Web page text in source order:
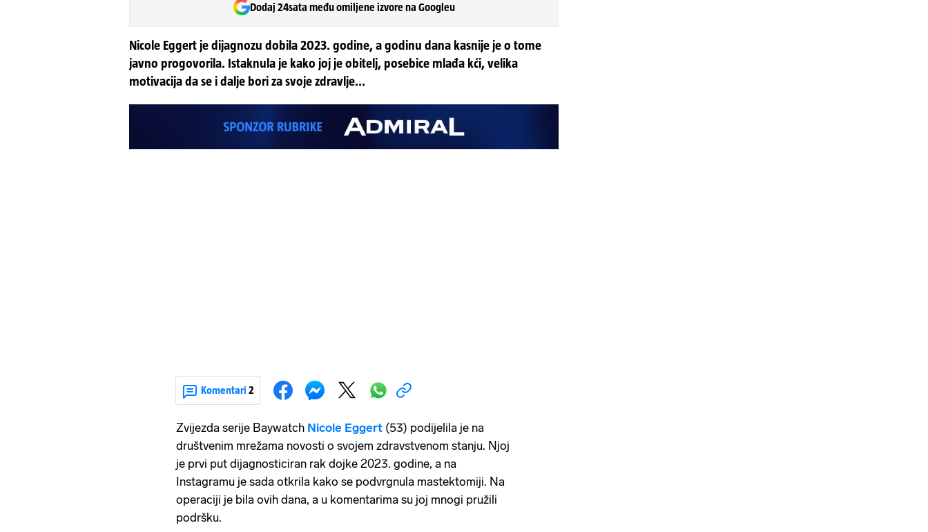
Dodaj 24sata među omiljene izvore na Googleu
Nicole Eggert je dijagnozu dobila 2023. godine, a godinu dana kasnije je o tome
javno progovorila. Istaknula je kako joj je obitelj, posebice mlađa kći, velika
motivacija da se i dalje bori za svoje zdravlje...
Komentari 2
Zvijezda serije Baywatch Nicole Eggert (53) podijelila je na
društvenim mrežama novosti o svojem zdravstvenom stanju. Njoj
je prvi put dijagnosticiran rak dojke 2023. godine, a na
Instagramu je sada otkrila kako se podvrgnula mastektomiji. Na
operaciji je bila ovih dana, a u komentarima su joj mnogi pružili
podršku.